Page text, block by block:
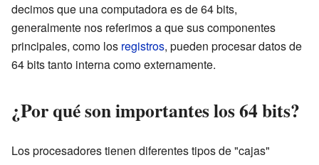
decimos que una computadora es de 64 bits,
generalmente nos referimos a que sus componentes
principales, como los registros, pueden procesar datos de
64 bits tanto interna como externamente.
¿Por qué son importantes los 64 bits?
Los procesadores tienen diferentes tipos de "cajas"